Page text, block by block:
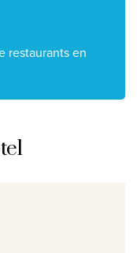
restaurants en